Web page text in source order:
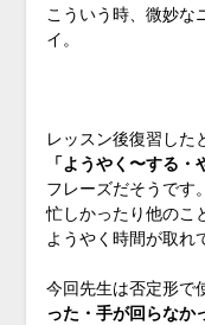
こういう時、微妙な
イ。
レッスン後復習した
「ようやく〜する・
フレーズだそうです。
忙しかったり他のこ
ようやく時間が取れ
今回先生は否定形で
った・手が回らなか